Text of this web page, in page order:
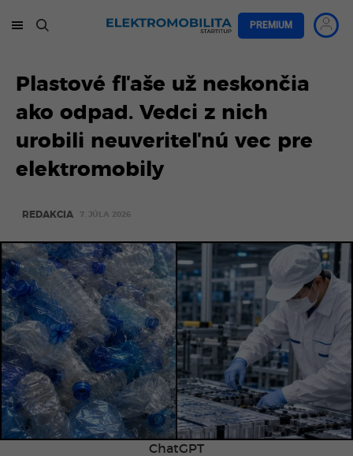
PREMIUM
Plastové fľaše už neskončia
ako odpad. Vedci z nich
urobili neuveriteľnú vec pre
elektromobily
REDAKCIA 7. JÚLA 2026
ChatGPT